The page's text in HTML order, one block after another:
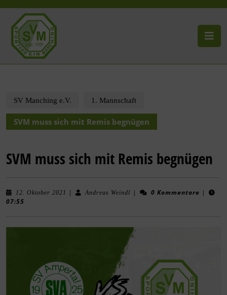
SV Manching e.V. 1. Mannschaft
SVM muss sich mit Remis begnügen
SVM muss sich mit Remis begnügen
12. Oktober 2021 | Andreas Weindl | 0 Kommentare |
07:55